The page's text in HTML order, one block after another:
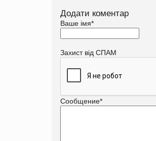
Додати коментар
Ваше імя*
Захист від СПАМ
Сообщение*